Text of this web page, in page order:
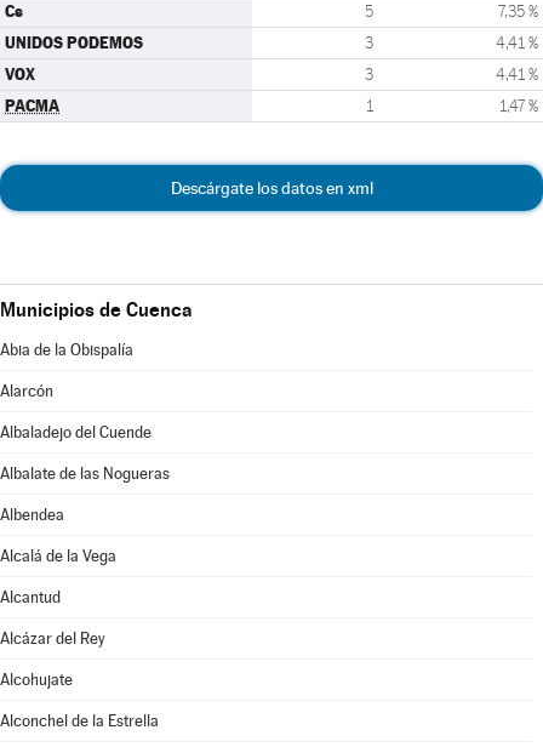
Cs 5 7,35 %
UNIDOS PODEMOS 3 4,41 %
VOX 3 4,41 %
PACMA 1 1,47 %
Descárgate los datos en xml
Municipios de Cuenca
Abia de la Obispalía
Alarcón
Albaladejo del Cuende
Albalate de las Nogueras
Albendea
Alcalá de la Vega
Alcantud
Alcázar del Rey
Alcohujate
Alconchel de la Estrella